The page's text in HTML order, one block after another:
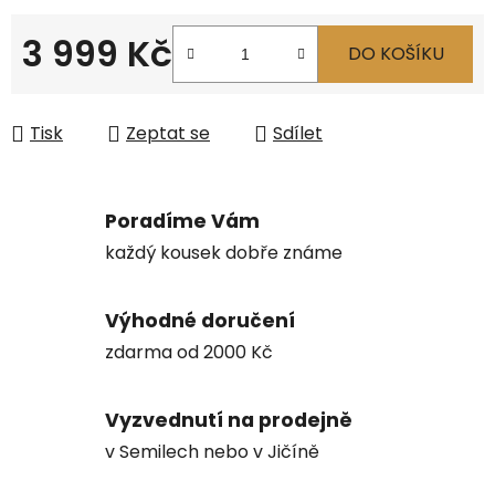
3 999 Kč DO KOŠÍKU
Tisk Zeptat se Sdílet
Poradíme Vám
každý kousek dobře známe
Výhodné doručení
zdarma od 2000 Kč
Vyzvednutí na prodejně
v Semilech nebo v Jičíně